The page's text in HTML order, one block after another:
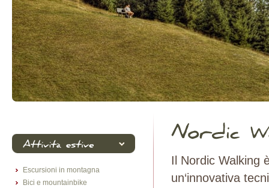
Il Nordic Walking
un‘innovativa
Escursioni in montagna
Bici e mountainbike